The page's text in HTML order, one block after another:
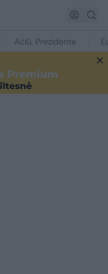
Ačiū, Prezidente